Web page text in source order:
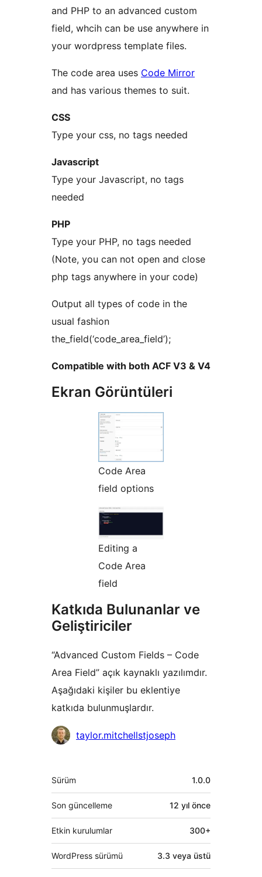
and PHP to an advanced custom
field, whcih can be use anywhere in
your wordpress template files.
The code area uses Code Mirror
and has various themes to suit.
CSS
Type your css, no tags needed
Javascript
Type your Javascript, no tags
needed
PHP
Type your PHP, no tags needed
(Note, you can not open and close
php tags anywhere in your code)
Output all types of code in the
usual fashion
the_field(‘code_area_field’);
Compatible with both ACF V3 & V4
Ekran Görüntüleri
Code Area
field options
Editing a
Code Area
field
Katkıda Bulunanlar ve
Geliştiriciler
“Advanced Custom Fields – Code
Area Field” açık kaynaklı yazılımdır.
Aşağıdaki kişiler bu eklentiye
katkıda bulunmuşlardır.
Katkıdataylor.mitchellstjoseph
Meta
Sürüm 1.0.0
Son güncelleme 12 yıl önce
Etkin kurulumlar 300+
WordPress sürümü 3.3 veya üstü